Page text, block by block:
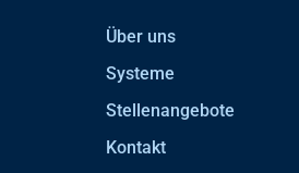
Über uns
Systeme
Stellenangebote
Kontakt